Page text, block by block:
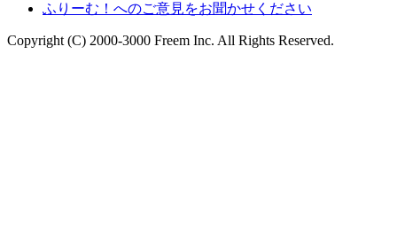
ふりーむ！へのご意見をお聞かせください
Copyright (C) 2000-3000 Freem Inc. All Rights Reserved.